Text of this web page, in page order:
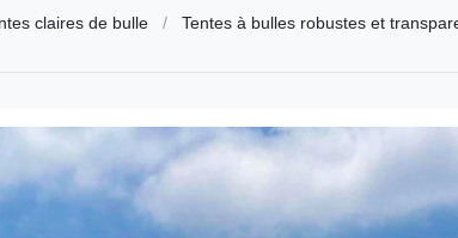
claires de bulle / Tentes à bulles robustes et